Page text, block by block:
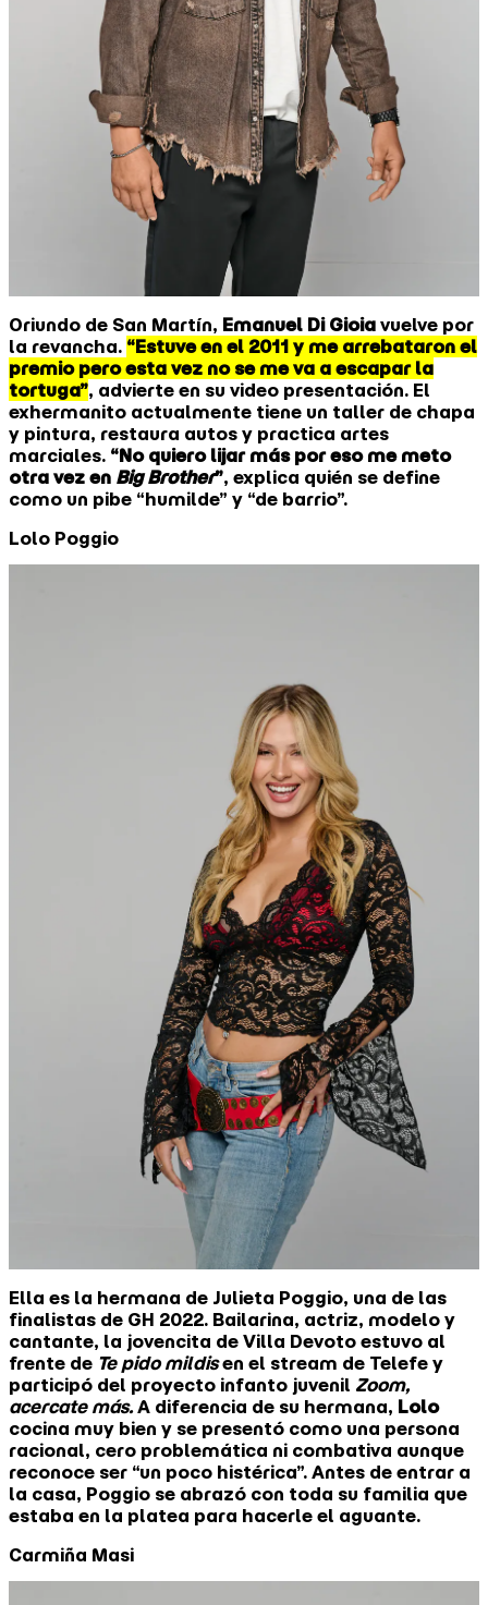
Oriundo de San Martín, Emanuel Di Gioia vuelve por
la revancha. “Estuve en el 2011 y me arrebataron el
premio pero esta vez no se me va a escapar la
tortuga”, advierte en su video presentación. El
exhermanito actualmente tiene un taller de chapa
y pintura, restaura autos y practica artes
marciales. “No quiero lijar más por eso me meto
otra vez en Big Brother”, explica quién se define
como un pibe “humilde” y “de barrio”.
Lolo Poggio
Ella es la hermana de Julieta Poggio, una de las
finalistas de GH 2022. Bailarina, actriz, modelo y
cantante, la jovencita de Villa Devoto estuvo al
frente de Te pido mildisen el stream de Telefe y
participó del proyecto infanto juvenil Zoom,
acercate más.A diferencia de su hermana, Lolo
cocina muy bien y se presentó como una persona
racional, cero problemática ni combativa aunque
reconoce ser “un poco histérica”. Antes de entrar a
la casa, Poggio se abrazó con toda su familia que
estaba en la platea para hacerle el aguante.
Carmiña Masi